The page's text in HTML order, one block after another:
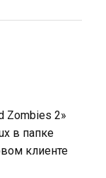
Zombies 2»
в папке
клиенте